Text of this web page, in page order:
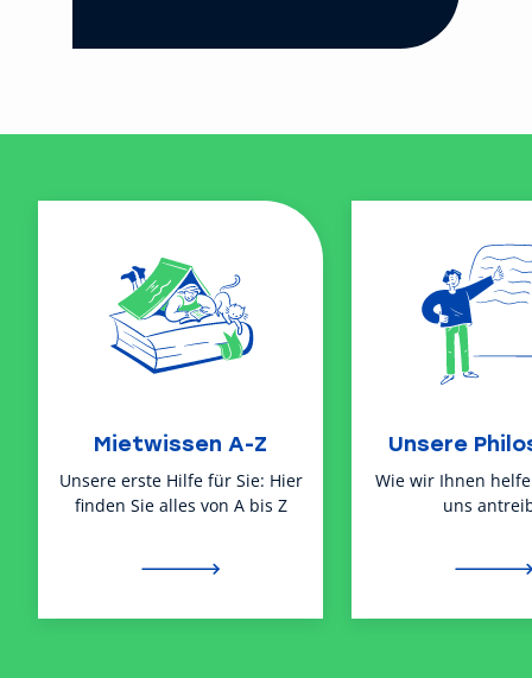
Mietwissen A-Z
Unsere erste Hilfe für Sie: Hier
finden Sie alles von A bis Z
Unsere
Wie wir Ihnen
uns